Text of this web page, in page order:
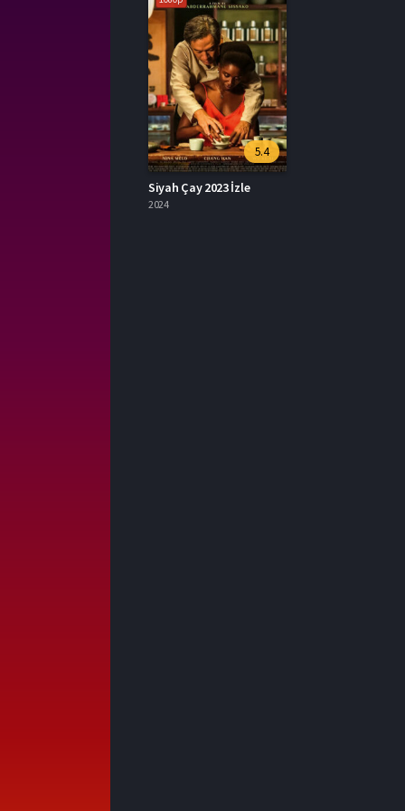
5.4
Siyah Çay 2023 İzle
2024